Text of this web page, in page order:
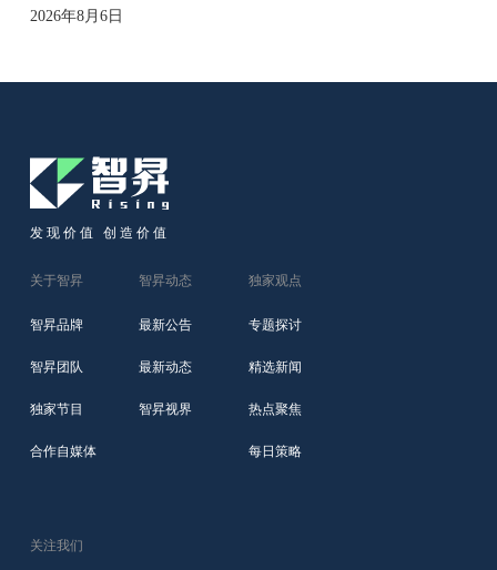
2026年8月6日
发现价值 创造价值
关于智昇
智昇品牌
智昇团队
独家节目
合作自媒体
智昇动态
最新公告
最新动态
智昇视界
独家观点
专题探讨
精选新闻
热点聚焦
每日策略
关注我们